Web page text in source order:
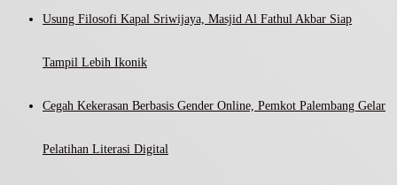
Usung Filosofi Kapal Sriwijaya, Masjid Al Fathul Akbar Siap
Tampil Lebih Ikonik
Cegah Kekerasan Berbasis Gender Online, Pemkot Palembang Gelar
Pelatihan Literasi Digital